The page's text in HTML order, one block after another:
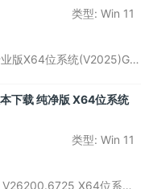
署，并享受Windows 11所
类型: Win 11
版X64位系统(V2025)Gh
户可以更加快捷、便捷地
载 纯净版 X64位系统
类型: Win 11
X64位系统